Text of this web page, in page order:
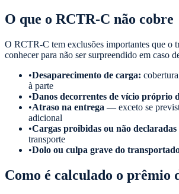
O que o RCTR-C não cobre
O RCTR-C tem exclusões importantes que o
conhecer para não ser surpreendido em caso
•Desaparecimento de carga:
à parte
•Danos decorrentes de vício próprio
•Atraso na entrega — exceto se
adicional
•Cargas proibidas ou não declaradas
transporte
•Dolo ou culpa grave do
Como é calculado o prêmio